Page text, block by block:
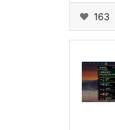
163